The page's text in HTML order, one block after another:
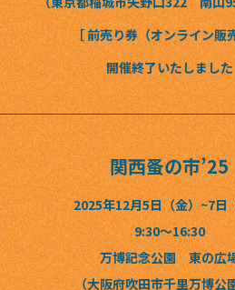
［ 前売り券（オンライン販
開催終了いたしました
関西蚤の市’25
2025年12月5日（金）~7日
9:30〜16:30
万博記念公園 東の広
（大阪府吹田市千里万博公